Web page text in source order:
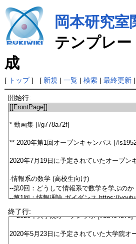
岡本研究室
テンプレ
成
[ トップ] [ 新規 | 一覧| 検索| 最終更新|
開始行:
終了行: